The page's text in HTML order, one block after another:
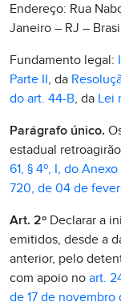
Endereço: Rua
Janeiro – RJ –
Fundamento legal:
Parte II, da
do art. 44-B, da Lei
Parágrafo único.
estadual
61, § 4º, I, do
720, de 04 de
Art. 2º Declarar a
emitidos, desde a
anterior, pelo
com apoio no art.
de 17 de